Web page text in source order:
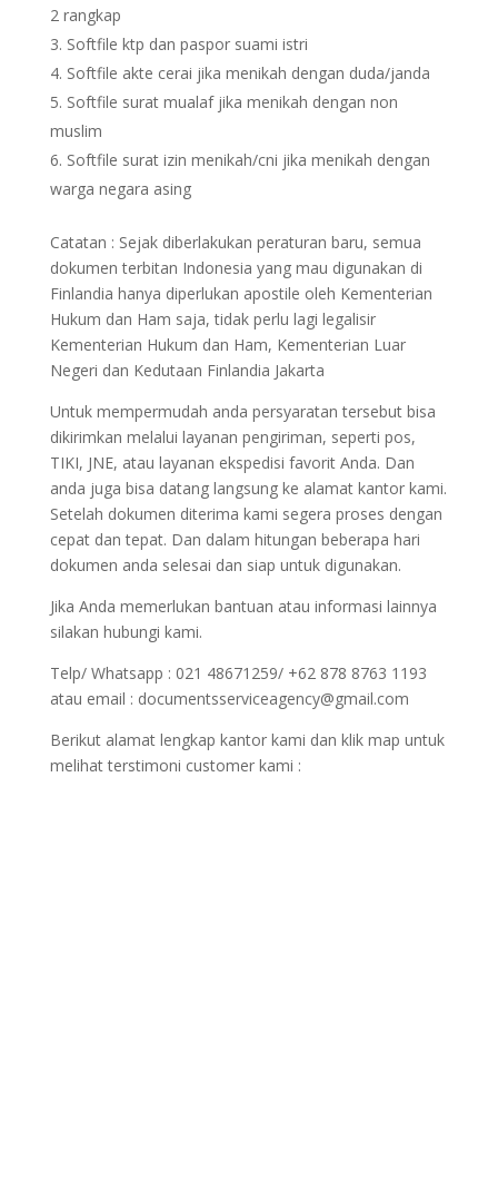
2 rangkap
Softfile ktp dan paspor suami istri
Softfile akte cerai jika menikah dengan duda/janda
Softfile surat mualaf jika menikah dengan non
muslim
Softfile surat izin menikah/cni jika menikah dengan
warga negara asing
Catatan : Sejak diberlakukan peraturan baru, semua
dokumen terbitan Indonesia yang mau digunakan di
Finlandia hanya diperlukan apostile oleh Kementerian
Hukum dan Ham saja, tidak perlu lagi legalisir
Kementerian Hukum dan Ham, Kementerian Luar
Negeri dan Kedutaan Finlandia Jakarta
Untuk mempermudah anda persyaratan tersebut bisa
dikirimkan melalui layanan pengiriman, seperti pos,
TIKI, JNE, atau layanan ekspedisi favorit Anda. Dan
anda juga bisa datang langsung ke alamat kantor kami.
Setelah dokumen diterima kami segera proses dengan
cepat dan tepat. Dan dalam hitungan beberapa hari
dokumen anda selesai dan siap untuk digunakan.
Jika Anda memerlukan bantuan atau informasi lainnya
silakan hubungi kami.
Telp/ Whatsapp : 021 48671259/ +62 878 8763 1193
atau email : documentsserviceagency@gmail.com
Berikut alamat lengkap kantor kami dan klik map untuk
melihat terstimoni customer kami :